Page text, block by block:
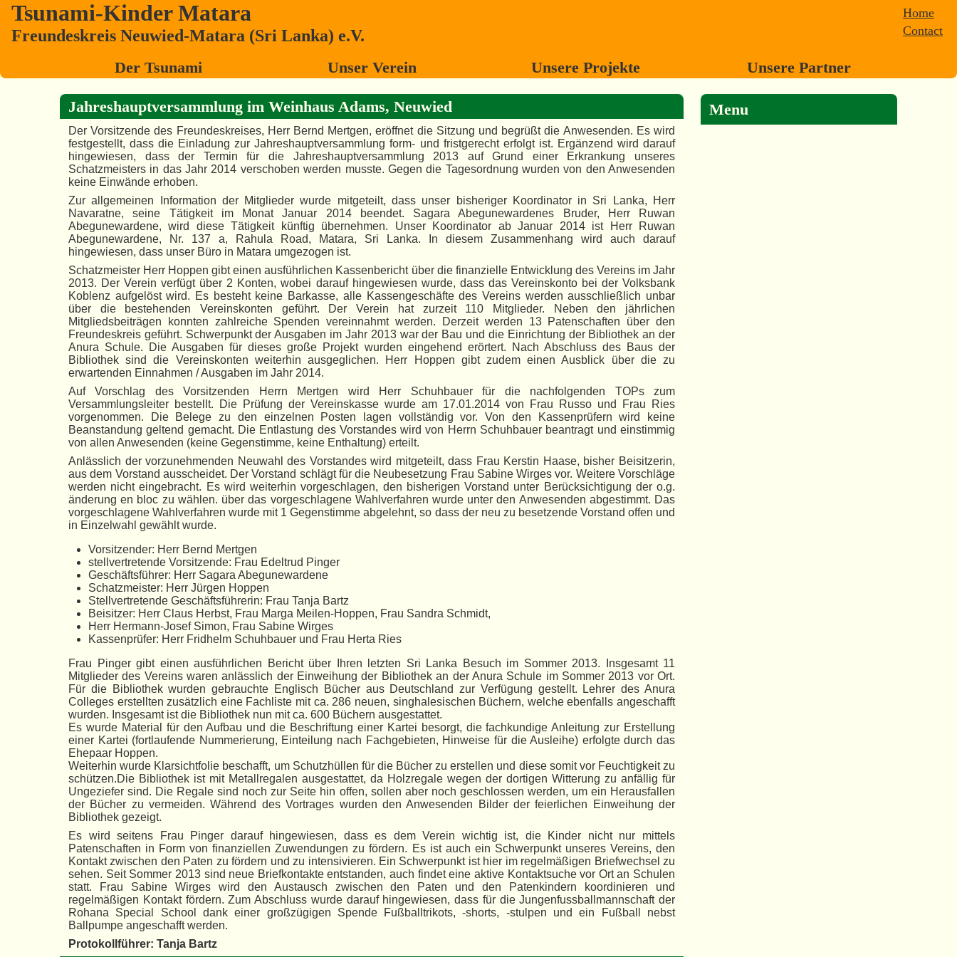
Home
Contact
Tsunami-Kinder Matara
Freundeskreis Neuwied-Matara (Sri Lanka) e.V.
Der Tsunami Unser Verein Unsere Projekte Unsere Partner
Jahreshauptversammlung im Weinhaus Adams, Neuwied
Der Vorsitzende des Freundeskreises, Herr Bernd Mertgen, eröffnet die Sitzung und begrüßt die Anwesenden. Es wird
festgestellt, dass die Einladung zur Jahreshauptversammlung form- und fristgerecht erfolgt ist. Ergänzend wird darauf
hingewiesen, dass der Termin für die Jahreshauptversammlung 2013 auf Grund einer Erkrankung unseres
Schatzmeisters in das Jahr 2014 verschoben werden musste. Gegen die Tagesordnung wurden von den Anwesenden
keine Einwände erhoben.
Zur allgemeinen Information der Mitglieder wurde mitgeteilt, dass unser bisheriger Koordinator in Sri Lanka, Herr
Navaratne, seine Tätigkeit im Monat Januar 2014 beendet. Sagara Abegunewardenes Bruder, Herr Ruwan
Abegunewardene, wird diese Tätigkeit künftig übernehmen. Unser Koordinator ab Januar 2014 ist Herr Ruwan
Abegunewardene, Nr. 137 a, Rahula Road, Matara, Sri Lanka. In diesem Zusammenhang wird auch darauf
hingewiesen, dass unser Büro in Matara umgezogen ist.
Schatzmeister Herr Hoppen gibt einen ausführlichen Kassenbericht über die finanzielle Entwicklung des Vereins im Jahr
2013. Der Verein verfügt über 2 Konten, wobei darauf hingewiesen wurde, dass das Vereinskonto bei der Volksbank
Koblenz aufgelöst wird. Es besteht keine Barkasse, alle Kassengeschäfte des Vereins werden ausschließlich unbar
über die bestehenden Vereinskonten geführt. Der Verein hat zurzeit 110 Mitglieder. Neben den jährlichen
Mitgliedsbeiträgen konnten zahlreiche Spenden vereinnahmt werden. Derzeit werden 13 Patenschaften über den
Freundeskreis geführt. Schwerpunkt der Ausgaben im Jahr 2013 war der Bau und die Einrichtung der Bibliothek an der
Anura Schule. Die Ausgaben für dieses große Projekt wurden eingehend erörtert. Nach Abschluss des Baus der
Bibliothek sind die Vereinskonten weiterhin ausgeglichen. Herr Hoppen gibt zudem einen Ausblick über die zu
erwartenden Einnahmen / Ausgaben im Jahr 2014.
Auf Vorschlag des Vorsitzenden Herrn Mertgen wird Herr Schuhbauer für die nachfolgenden TOPs zum
Versammlungsleiter bestellt. Die Prüfung der Vereinskasse wurde am 17.01.2014 von Frau Russo und Frau Ries
vorgenommen. Die Belege zu den einzelnen Posten lagen vollständig vor. Von den Kassenprüfern wird keine
Beanstandung geltend gemacht. Die Entlastung des Vorstandes wird von Herrn Schuhbauer beantragt und einstimmig
von allen Anwesenden (keine Gegenstimme, keine Enthaltung) erteilt.
Anlässlich der vorzunehmenden Neuwahl des Vorstandes wird mitgeteilt, dass Frau Kerstin Haase, bisher Beisitzerin,
aus dem Vorstand ausscheidet. Der Vorstand schlägt für die Neubesetzung Frau Sabine Wirges vor. Weitere Vorschläge
werden nicht eingebracht. Es wird weiterhin vorgeschlagen, den bisherigen Vorstand unter Berücksichtigung der o.g.
änderung en bloc zu wählen. über das vorgeschlagene Wahlverfahren wurde unter den Anwesenden abgestimmt. Das
vorgeschlagene Wahlverfahren wurde mit 1 Gegenstimme abgelehnt, so dass der neu zu besetzende Vorstand offen und
in Einzelwahl gewählt wurde.
Vorsitzender: Herr Bernd Mertgen
stellvertretende Vorsitzende: Frau Edeltrud Pinger
Geschäftsführer: Herr Sagara Abegunewardene
Schatzmeister: Herr Jürgen Hoppen
Stellvertretende Geschäftsführerin: Frau Tanja Bartz
Beisitzer: Herr Claus Herbst, Frau Marga Meilen-Hoppen, Frau Sandra Schmidt,
Herr Hermann-Josef Simon, Frau Sabine Wirges
Kassenprüfer: Herr Fridhelm Schuhbauer und Frau Herta Ries
Frau Pinger gibt einen ausführlichen Bericht über Ihren letzten Sri Lanka Besuch im Sommer 2013. Insgesamt 11
Mitglieder des Vereins waren anlässlich der Einweihung der Bibliothek an der Anura Schule im Sommer 2013 vor Ort.
Für die Bibliothek wurden gebrauchte Englisch Bücher aus Deutschland zur Verfügung gestellt. Lehrer des Anura
Colleges erstellten zusätzlich eine Fachliste mit ca. 286 neuen, singhalesischen Büchern, welche ebenfalls angeschafft
wurden. Insgesamt ist die Bibliothek nun mit ca. 600 Büchern ausgestattet.
Es wurde Material für den Aufbau und die Beschriftung einer Kartei besorgt, die fachkundige Anleitung zur Erstellung
einer Kartei (fortlaufende Nummerierung, Einteilung nach Fachgebieten, Hinweise für die Ausleihe) erfolgte durch das
Ehepaar Hoppen.
Weiterhin wurde Klarsichtfolie beschafft, um Schutzhüllen für die Bücher zu erstellen und diese somit vor Feuchtigkeit zu
schützen.Die Bibliothek ist mit Metallregalen ausgestattet, da Holzregale wegen der dortigen Witterung zu anfällig für
Ungeziefer sind. Die Regale sind noch zur Seite hin offen, sollen aber noch geschlossen werden, um ein Herausfallen
der Bücher zu vermeiden. Während des Vortrages wurden den Anwesenden Bilder der feierlichen Einweihung der
Bibliothek gezeigt.
Es wird seitens Frau Pinger darauf hingewiesen, dass es dem Verein wichtig ist, die Kinder nicht nur mittels
Patenschaften in Form von finanziellen Zuwendungen zu fördern. Es ist auch ein Schwerpunkt unseres Vereins, den
Kontakt zwischen den Paten zu fördern und zu intensivieren. Ein Schwerpunkt ist hier im regelmäßigen Briefwechsel zu
sehen. Seit Sommer 2013 sind neue Briefkontakte entstanden, auch findet eine aktive Kontaktsuche vor Ort an Schulen
statt. Frau Sabine Wirges wird den Austausch zwischen den Paten und den Patenkindern koordinieren und
regelmäßigen Kontakt fördern. Zum Abschluss wurde darauf hingewiesen, dass für die Jungenfussballmannschaft der
Rohana Special School dank einer großzügigen Spende Fußballtrikots, -shorts, -stulpen und ein Fußball nebst
Ballpumpe angeschafft werden.
Protokollführer: Tanja Bartz
Menu